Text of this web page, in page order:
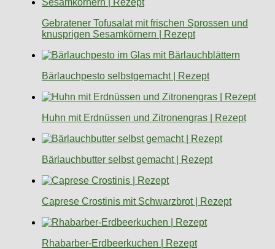
Gebratener Tofusalat mit frischen Sprossen und
knusprigen Sesamkörnern | Rezept
Bärlauchpesto selbstgemacht | Rezept
Huhn mit Erdnüssen und Zitronengras | Rezept
Bärlauchbutter selbst gemacht | Rezept
Caprese Crostinis mit Schwarzbrot | Rezept
Rhabarber-Erdbeerkuchen | Rezept